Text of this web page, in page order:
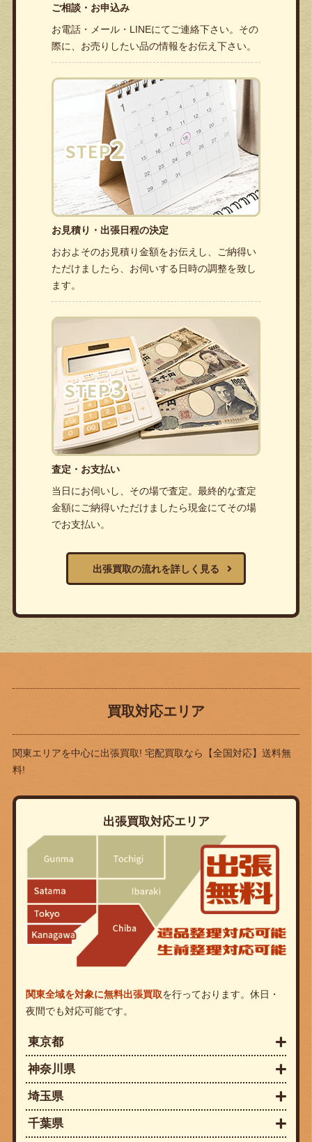
ご相談・お申込み
お電話・メール・LINEにてご連絡下さい。その
際に、お売りしたい品の情報をお伝え下さい。
お見積り・出張日程の決定
おおよそのお見積り金額をお伝えし、ご納得い
ただけましたら、お伺いする日時の調整を致し
ます。
査定・お支払い
当日にお伺いし、その場で査定。最終的な査定
金額にご納得いただけましたら現金にてその場
でお支払い。
出張買取の流れを詳しく見る
買取対応エリア
関東エリアを中心に出張買取! 宅配買取なら
【全国対応】送料無
料!
出張買取対応エリア
関東全域を対象に無料出張買取を行っております。休日・
夜間でも対応可能です。
東京都
神奈川県
埼玉県
千葉県